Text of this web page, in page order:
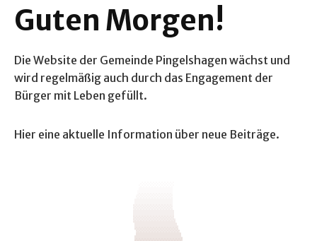
Guten Morgen!
Die Website der Gemeinde Pingelshagen wächst und
wird regelmäßig auch durch das Engagement der
Bürger mit Leben gefüllt.
Hier eine aktuelle Information über neue Beiträge.